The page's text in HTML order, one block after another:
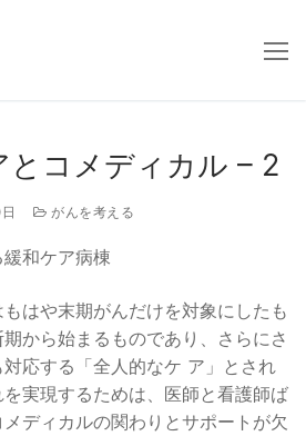
とコメディカル – 2
がんを考える
和ケア病棟
はや末期がんだけを対象にしたも
から始まるものであり、さらにさ
応する「全人的なケ ア」とされ
実現するためは、医師と看護師ば
ディカルの関わりとサポートが欠